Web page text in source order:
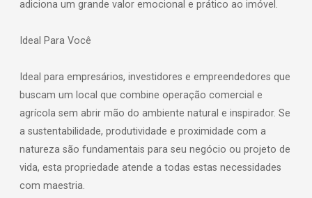
adiciona um grande valor emocional e prático ao imóvel.
Ideal Para Você
Ideal para empresários, investidores e empreendedores que
buscam um local que combine operação comercial e
agrícola sem abrir mão do ambiente natural e inspirador. Se
a sustentabilidade, produtividade e proximidade com a
natureza são fundamentais para seu negócio ou projeto de
vida, esta propriedade atende a todas estas necessidades
com maestria.